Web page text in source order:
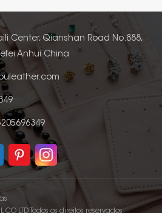
Center, Qianshan Road No.888,
Anhui China
CO LTD Todos os direitos reservados